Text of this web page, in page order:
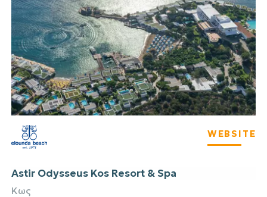
WEBSITE
Astir Odysseus Kos Resort & Spa
Κως